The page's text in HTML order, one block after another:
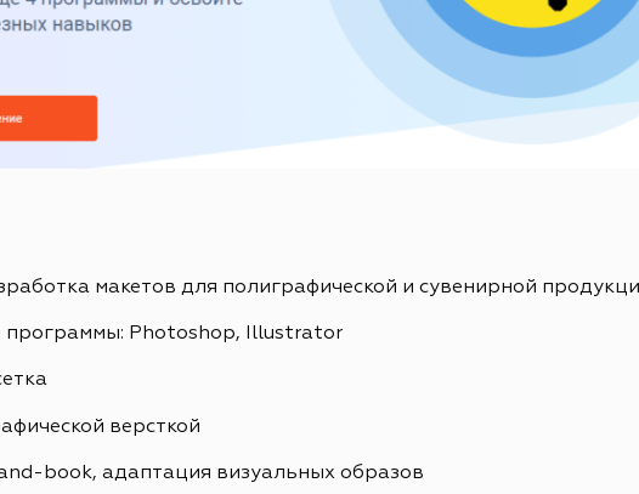
макетов для полиграфической и сувенирной
программы: Photoshop, Illustrator
версткой
book, адаптация визуальных образов